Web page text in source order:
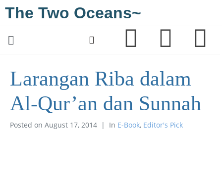
The Two Oceans~
Larangan Riba dalam
Al-Qur’an dan Sunnah
Posted on August 17, 2014 In E-Book, Editor's Pick